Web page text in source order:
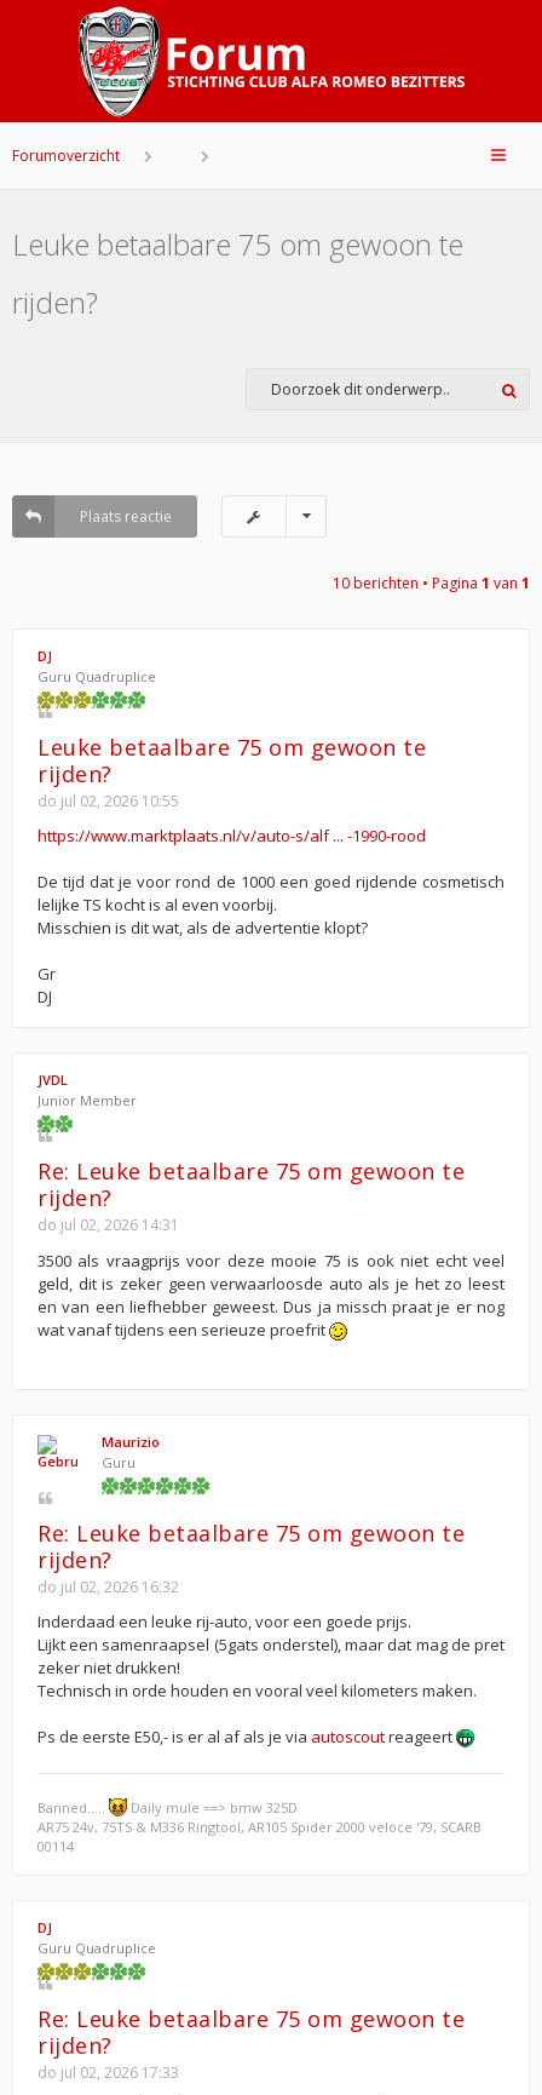
Forumoverzicht
Leuke betaalbare 75 om gewoon te
rijden?
Plaats reactie
10 berichten • Pagina 1 van 1
DJ
Guru Quadruplice
Leuke betaalbare 75 om gewoon te
rijden?
do jul 02, 2026 10:55
https://www.marktplaats.nl/v/auto-s/alf ... -1990-rood
De tijd dat je voor rond de 1000 een goed rijdende cosmetisch
lelijke TS kocht is al even voorbij.
Misschien is dit wat, als de advertentie klopt?
Gr
DJ
JVDL
Junior Member
Re: Leuke betaalbare 75 om gewoon te
rijden?
do jul 02, 2026 14:31
3500 als vraagprijs voor deze mooie 75 is ook niet echt veel
geld, dit is zeker geen verwaarloosde auto als je het zo leest
en van een liefhebber geweest. Dus ja missch praat je er nog
wat vanaf tijdens een serieuze proefrit
Maurizio
Guru
Re: Leuke betaalbare 75 om gewoon te
rijden?
do jul 02, 2026 16:32
Inderdaad een leuke rij-auto, voor een goede prijs.
Lijkt een samenraapsel (5gats onderstel), maar dat mag de pret
zeker niet drukken!
Technisch in orde houden en vooral veel kilometers maken.
Ps de eerste E50,- is er al af als je via autoscoutreageert
Banned.....
Daily mule ==> bmw 325D
AR75 24v, 75TS & M336 Ringtool, AR105 Spider 2000 veloce '79, SCARB
00114
DJ
Guru Quadruplice
Re: Leuke betaalbare 75 om gewoon te
rijden?
do jul 02, 2026 17:33